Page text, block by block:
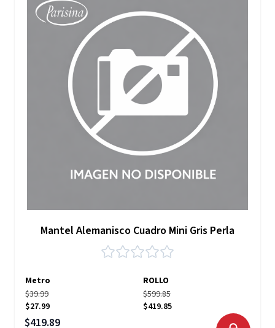
Mantel Alemanisco Cuadro Mini Gris Perla
Metro
ROLLO
$39.99
$27.99
$599.85
$419.85
Precio especial
$419.89